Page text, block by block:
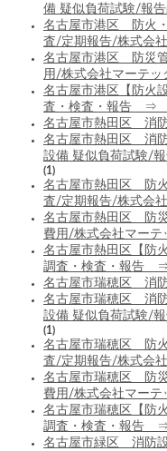
備 疑似負荷試験/報
名古屋市港区 防火
査/定期報告/株式会
名古屋市港区 防災
用/株式会社マーテッ
名古屋市港区【防
査・検査・報告 ⇒
名古屋市熱田区 消
名古屋市熱田区 消
設備 疑似負荷試験/
(1)
名古屋市熱田区 防
査/定期報告/株式会
名古屋市熱田区 防
費用/株式会社マーテ
名古屋市熱田区【
調査・検査・報告
名古屋市瑞穂区 消
名古屋市瑞穂区 消
設備 疑似負荷試験/
(1)
名古屋市瑞穂区 防
査/定期報告/株式会
名古屋市瑞穂区 防
費用/株式会社マーテ
名古屋市瑞穂区【
調査・検査・報告
名古屋市緑区 消防